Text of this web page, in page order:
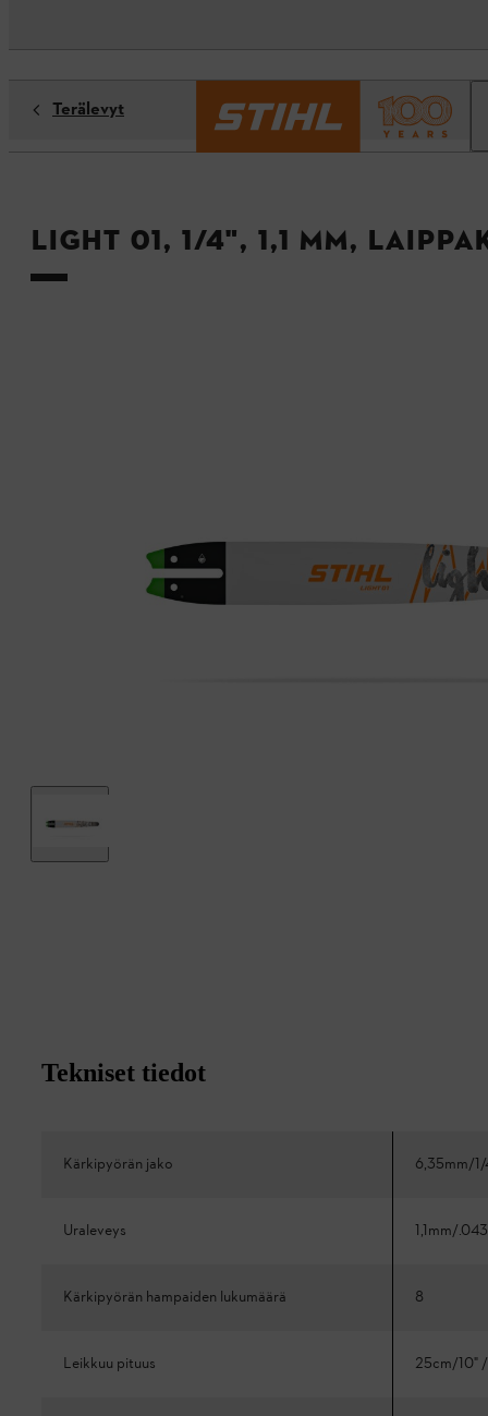
Terälevyt
Light 01, 1/4", 1,1 mm,
Tekniset tiedot
Kärkipyörän jako 6,35mm/1/
Uraleveys 1,1mm/
Kärkipyörän hampaiden lukumäärä 8
Leikkuu pituus 25cm/10"